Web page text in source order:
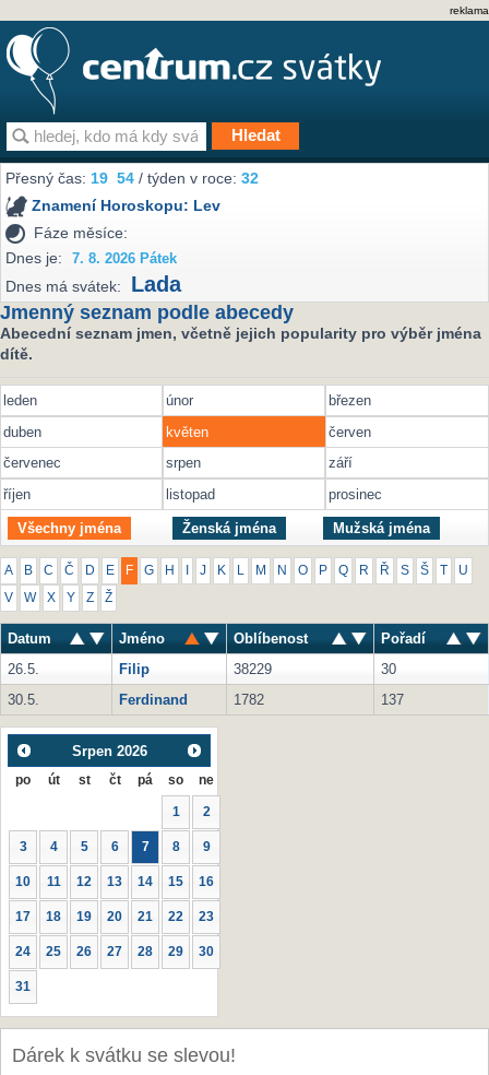
reklama
Přesný čas:19 54 / týden v roce:32
Znamení Horoskopu: Lev
Fáze měsíce:
Dnes je:
7. 8. 2026 Pátek
Dnes má svátek: Lada
Jmenný seznam podle abecedy
Abecední seznam jmen, včetně jejich popularity pro výběr jména
dítě.
leden únor
březen
duben
květen
červen
červenec
srpen
září
říjen
listopad prosinec
Všechny jména Ženská jména Mužská jména
A B C Č D E F G H J K M N O P Q R Ř S Š U
V W X Y Z Ž
Datum Jméno Oblíbenost
Pořadí
26.5.
Filip 38229
30
30.5.
Ferdinand 1782 137
Srpen 2026
po út st čt pá so ne
1 2
3 4 5 6 7 8 9
10 11 12 13 14 15 16
17 18 19 20 21 22 23
24 25 26 27 28 29 30
31
Dárek k svátku se slevou!